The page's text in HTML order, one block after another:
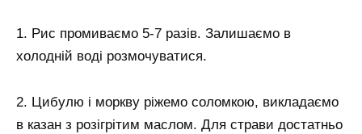
1. Рис промиваємо 5-7 разів. Залишаємо в
холодній воді розмочуватися.
2. Цибулю і моркву ріжемо соломкою, викладаємо
в казан з розігрітим маслом. Для страви достатньо